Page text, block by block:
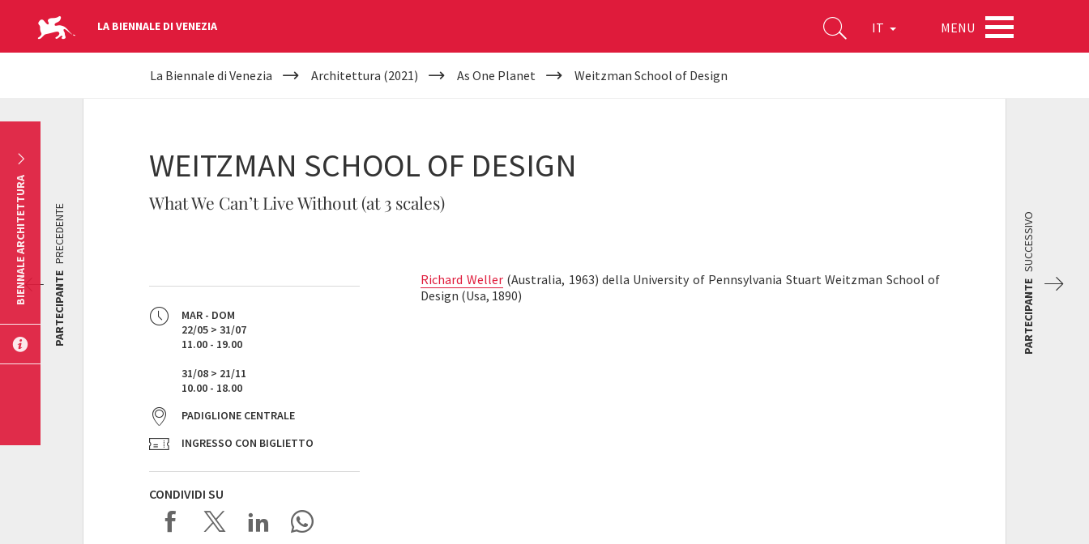
LA BIENNALE DI VENEZIA IT MENU
YOUR
La Biennale di Venezia Architettura (2021) As One Planet Weitzman School of Design
WEITZMAN SCHOOL OF DESIGN
What We Can’t Live Without (at 3 scales)
MAR - DOM
22/05 > 31/07
11.00 - 19.00
31/08 > 21/11
10.00 - 18.00
PADIGLIONE CENTRALE
INGRESSO CON BIGLIETTO
CONDIVIDI SU
Richard Weller(Australia, 1963) della University of Pennsylvania Stuart Weitzman School of
Design (Usa, 1890)
PARTECIPANTE
SUCCESSIVO
PARTECIPANTE
PRECEDENTE
BIENNALE ARCHITETTURA